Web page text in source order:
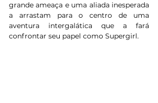
grande ameaça e uma aliada inesperada
a arrastam para o centro de uma
aventura intergalática que a fará
confrontar seu papel como Supergirl.